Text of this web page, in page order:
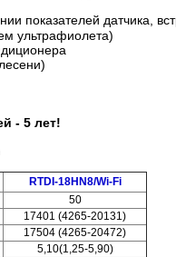
показателей датчика,
ультрафиолета)
- 5 лет!
RTDI-18HN8/Wi-Fi
50
17401 (4265-20131)
17504 (4265-20472)
5,10(1,25-5,90)